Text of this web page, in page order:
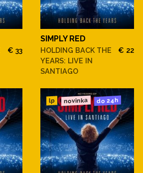
€ 33
SIMPLY RED
HOLDING BACK THE
YEARS: LIVE IN
SANTIAGO
€ 22
lp novinka do 24h